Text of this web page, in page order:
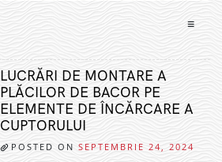
≡
LUCRĂRI DE MONTARE A
PLĂCILOR DE BACOR PE
ELEMENTE DE ÎNCĂRCARE A
CUPTORULUI
POSTED ON SEPTEMBRIE 24, 2024